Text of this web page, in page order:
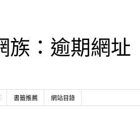
族：逾期網址
書籤推薦 網站目錄